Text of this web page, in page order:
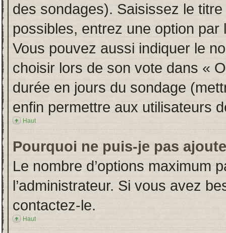
des sondages). Saisissez le
possibles, entrez une option
Vous pouvez aussi indiquer le
choisir lors de son vote dans «
durée en jours du sondage
enfin permettre aux utilisateurs
Haut
Pourquoi ne puis-je pas
Le nombre d’options maximum
l’administrateur. Si vous avez
contactez-le.
Haut